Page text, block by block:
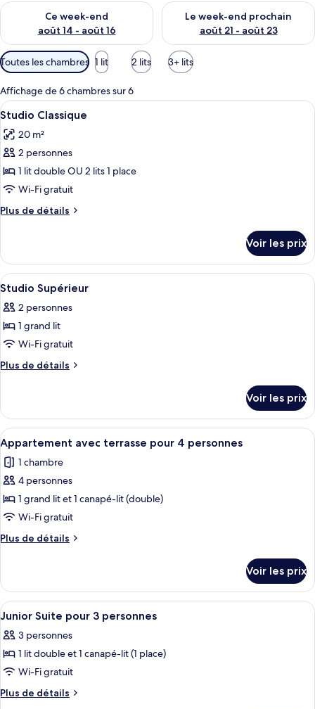
Ce week-end
août 14 - août 16
Vérifier la disponibilité pour ce week-end août 14 - août 16
Le week-end prochain
août 21 - août 23
Vérifier la disponibilité pour
Filtres
disponibles
pour
les
chambres
Toutes les chambres 1 lit 2 lits 3+ lits
Affichage de 6 chambres sur 6
Afficher
toutes
les
photos
pour
ce
type
de
Studio
Classique
Une chambre d’hôtel avec un lit, un
11
Studio Classique
20 m²
2 personnes
1 lit double OU 2 lits 1 place
Wi-Fi gratuit
Plus de détails
Plus
le
type
de
Studio
Classique
Voir les prix
Afficher
toutes
les
photos
pour
ce
chambre :
Studio
Supérieur
Un lit bien fait, avec du linge de lit et
7
Studio Supérieur
2 personnes
1 grand lit
Wi-Fi gratuit
Plus de détails
Plus
le
type
de
chambre
Studio
Supérieur
Voir les prix
Afficher
toutes
les
photos
pour
ce
type
de
Appartement
avec
terrasse
pour
4
personnes
Une chambre d’hôtel dotée d’un
10
Appartement avec terrasse pour 4 personnes
1 chambre
4 personnes
1 grand lit et 1 canapé-lit (double)
Wi-Fi gratuit
Plus de détails
Plus
le
type
de
Appartement
avec
pour
4
personnes
Voir les prix
Afficher
toutes
les
photos
pour
ce
Une chambre d’hôtel avec un
7
Junior Suite pour 3 personnes
3 personnes
1 lit double et 1 canapé-lit (1 place)
Wi-Fi gratuit
Plus de détails
Plus